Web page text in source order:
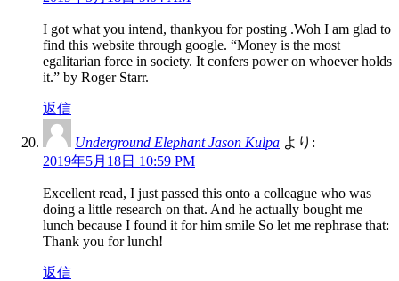
I got what you intend, thankyou for posting .Woh I am glad to
find this website through google. “Money is the most
egalitarian force in society. It confers power on whoever holds
it.” by Roger Starr.
返信
Underground Elephant Jason Kulpa より:
2019年5月18日 10:59 PM
Excellent read, I just passed this onto a colleague who was
doing a little research on that. And he actually bought me
lunch because I found it for him smile So let me rephrase that:
Thank you for lunch!
返信